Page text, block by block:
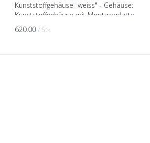
Kunststoffgehäuse "weiss" - Gehäuse:
Kunststoffgehäuse mit Montageplatte -
Wärmepumpengerät (kühlen/heizen) -
Leiser Luftstrom - Luftdef...
620.00 / Stk.